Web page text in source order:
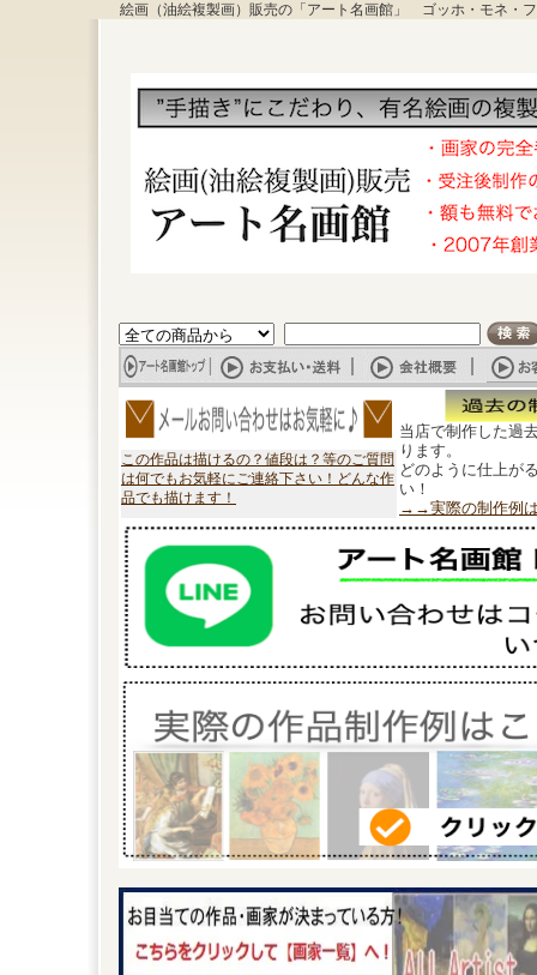
絵画（油絵複製画）販売の「アート名画館」 ゴッホ・モネ・
この作品は描けるの？値段は？等のご質問
は何でもお気軽にご連絡下さい！どんな作
品でも描けます！
当店で制作した過
ります。
どのように仕上が
い！
→→実際の制作例